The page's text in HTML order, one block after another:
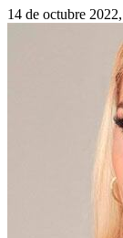
14 de octubre